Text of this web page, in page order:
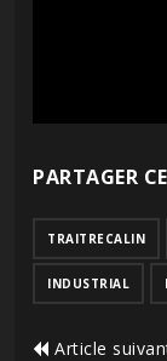
PARTAGER
TRAITRECALIN
INDUSTRIAL
Article